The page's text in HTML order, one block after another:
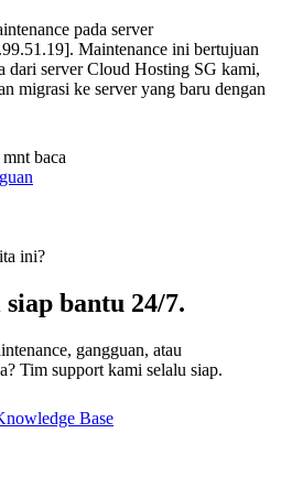
pada server
Maintenance ini bertujuan
dari server Cloud Hosting SG kami,
migrasi ke server yang baru dengan
mnt baca
ini?
siap bantu 24/7.
gangguan, atau
Tim support kami selalu siap.
Base